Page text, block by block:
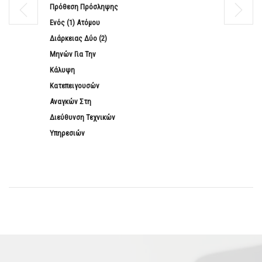
Πρόθεση Πρόσληψης
Ενός (1) Ατόμου
Διάρκειας Δύο (2)
Μηνών Για Την
Κάλυψη
Κατεπειγουσών
Αναγκών Στη
Διεύθυνση Τεχνικών
Υπηρεσιών